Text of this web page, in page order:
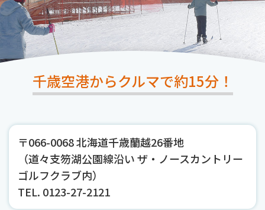
千歳空港からクルマで約15分！
〒066-0068 北海道千歳蘭越26番地
（道々支笏湖公園線沿い ザ・ノースカントリー
ゴルフクラブ内）
TEL. 0123-27-2121